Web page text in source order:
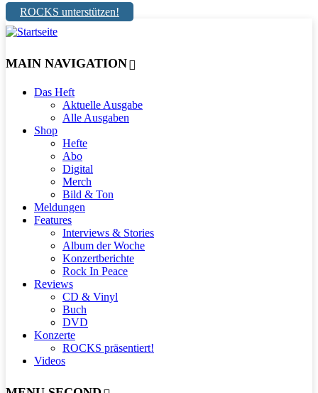
ROCKS unterstützen!
MAIN NAVIGATION
Das Heft
Aktuelle Ausgabe
Alle Ausgaben
Shop
Hefte
Abo
Digital
Merch
Bild & Ton
Meldungen
Features
Interviews & Stories
Album der Woche
Konzertberichte
Rock In Peace
Reviews
CD & Vinyl
Buch
DVD
Konzerte
ROCKS präsentiert!
Videos